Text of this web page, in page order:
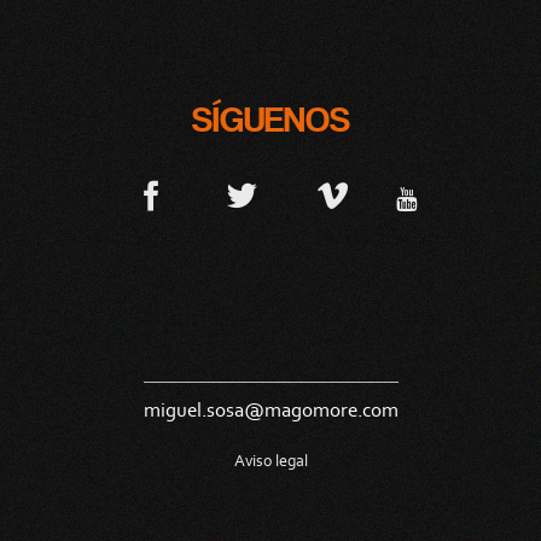
SÍGUENOS
miguel.sosa@magomore.com
Aviso legal